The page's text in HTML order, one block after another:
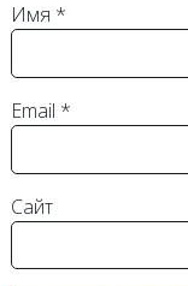
Имя *
Email *
Сайт